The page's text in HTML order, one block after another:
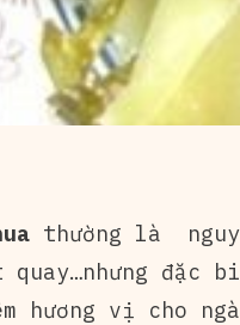
thường là
đặc
hương vị cho